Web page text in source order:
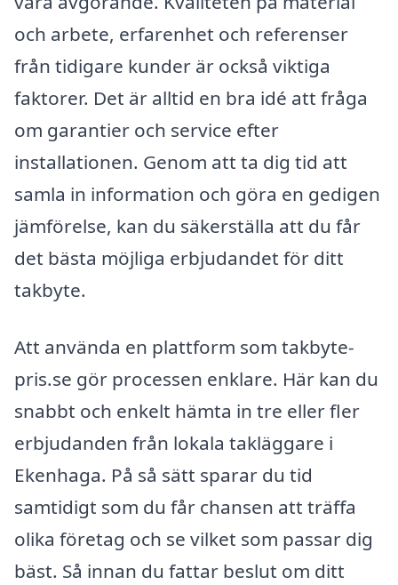
och arbete, erfarenhet och referenser
från tidigare kunder är också viktiga
faktorer. Det är alltid en bra idé att fråga
om garantier och service efter
installationen. Genom att ta dig tid att
samla in information och göra en gedigen
jämförelse, kan du säkerställa att du får
det bästa möjliga erbjudandet för ditt
takbyte.
Att använda en plattform som takbyte-
pris.se gör processen enklare. Här kan du
snabbt och enkelt hämta in tre eller fler
erbjudanden från lokala takläggare i
Ekenhaga. På så sätt sparar du tid
samtidigt som du får chansen att träffa
olika företag och se vilket som passar dig
bäst. Så innan du fattar beslut om ditt